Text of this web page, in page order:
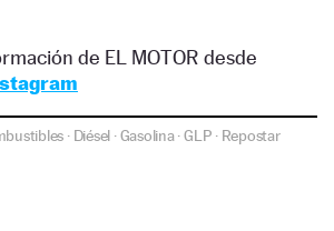
de EL MOTOR desde
· Diésel ·Gasolina·GLP · Repostar